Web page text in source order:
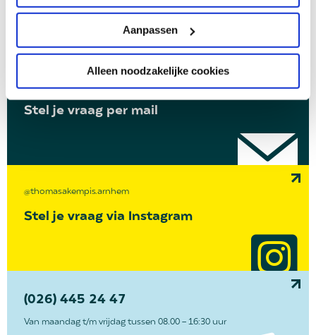
Aanpassen
Alleen noodzakelijke cookies
contact opnemen
algemeen@thomasakempis-arnhem.nl
Stel je vraag per mail
@thomasakempis.arnhem
Stel je vraag via Instagram
(026) 445 24 47
Van maandag t/m vrijdag tussen 08.00 - 16:30 uur